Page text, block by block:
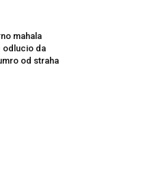
mahala
odlucio da
od straha